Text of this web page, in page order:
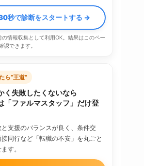
秒で診断をスタートする →
の情報収集として利用OK。結果はこのペー
認できます。
ら“王道”
く失敗したくないなら
「ファルマスタッフ」だけ登
支援のバランスが良く、条件交
同行など「転職の不安」を丸ごと
す。